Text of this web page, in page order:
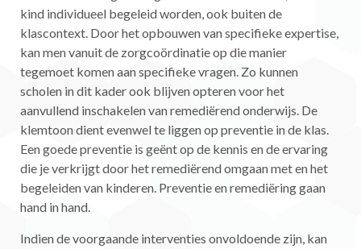
kind individueel begeleid worden, ook buiten de
klascontext. Door het opbouwen van specifieke expertise,
kan men vanuit de zorgcoördinatie op die manier
tegemoet komen aan specifieke vragen. Zo kunnen
scholen in dit kader ook blijven opteren voor het
aanvullend inschakelen van remediërend onderwijs. De
klemtoon dient evenwel te liggen op preventie in de klas.
Een goede preventie is geënt op de kennis en de ervaring
die je verkrijgt door het remediërend omgaan met en het
begeleiden van kinderen. Preventie en remediëring gaan
hand in hand.
Indien de voorgaande interventies onvoldoende zijn, kan